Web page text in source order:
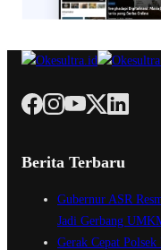
Berita Terbaru
Gubernur ASR
Jadi Gerbang
Gerak Cepat